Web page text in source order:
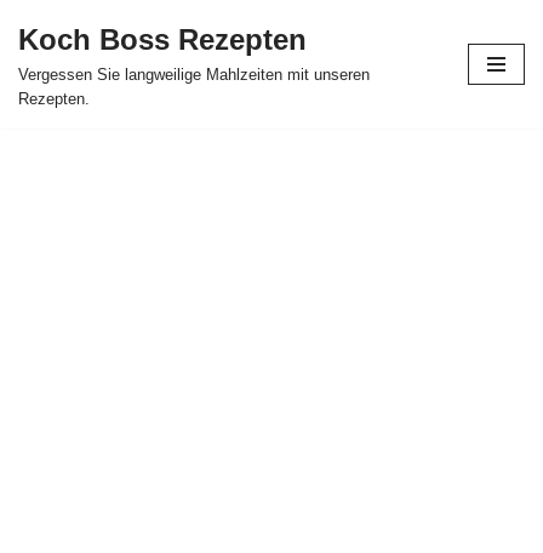
Skip
to
Koch Boss Rezepten
Vergessen Sie langweilige Mahlzeiten mit unseren
Rezepten.